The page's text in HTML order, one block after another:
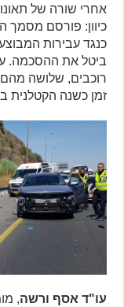
אחרי שורה של
כיוון: פורסם מסמך
כנגד עבירות
רוכבים, שלושה
זמן כשנה הקטלנית
עו"ד אסף ורשה,